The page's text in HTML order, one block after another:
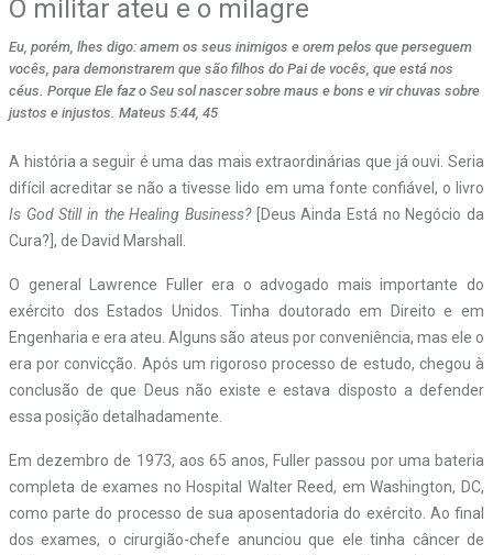
O militar ateu e o milagre
Eu, porém, lhes digo: amem os seus inimigos e orem pelos que perseguem
vocês, para demonstrarem que são filhos do Pai de vocês, que está nos
céus. Porque Ele faz o Seu sol nascer sobre maus e bons e vir chuvas sobre
justos e injustos. Mateus 5:44, 45
A história a seguir é uma das mais extraordinárias que já ouvi. Seria
difícil acreditar se não a tivesse lido em uma fonte confiável, o livro
Is God Still in the Healing Business?[Deus Ainda Está no Negócio da
Cura?], de David Marshall.
O general Lawrence Fuller era o advogado mais importante do
exército dos Estados Unidos. Tinha doutorado em Direito e em
Engenharia e era ateu. Alguns são ateus por conveniência, mas ele o
era por convicção. Após um rigoroso processo de estudo, chegou à
conclusão de que Deus não existe e estava disposto a defender
essa posição detalhadamente.
Em dezembro de 1973, aos 65 anos, Fuller passou por uma bateria
completa de exames no Hospital Walter Reed, em Washington, DC,
como parte do processo de sua aposentadoria do exército. Ao final
dos exames, o cirurgião-chefe anunciou que ele tinha câncer de